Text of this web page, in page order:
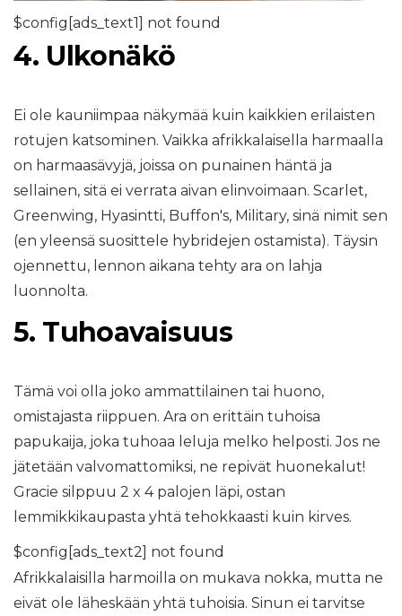
$config[ads_text1] not found
4. Ulkonäkö
Ei ole kauniimpaa näkymää kuin kaikkien erilaisten
rotujen katsominen. Vaikka afrikkalaisella harmaalla
on harmaasävyjä, joissa on punainen häntä ja
sellainen, sitä ei verrata aivan elinvoimaan. Scarlet,
Greenwing, Hyasintti, Buffon's, Military, sinä nimit sen
(en yleensä suosittele hybridejen ostamista). Täysin
ojennettu, lennon aikana tehty ara on lahja
luonnolta.
5. Tuhoavaisuus
Tämä voi olla joko ammattilainen tai huono,
omistajasta riippuen. Ara on erittäin tuhoisa
papukaija, joka tuhoaa leluja melko helposti. Jos ne
jätetään valvomattomiksi, ne repivät huonekalut!
Gracie silppuu 2 x 4 palojen läpi, ostan
lemmikkikaupasta yhtä tehokkaasti kuin kirves.
$config[ads_text2] not found
Afrikkalaisilla harmoilla on mukava nokka, mutta ne
eivät ole läheskään yhtä tuhoisia. Sinun ei tarvitse